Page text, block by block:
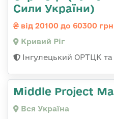
Сили України)
від 20100 до 60300 грн
Кривий Ріг
Інгулецький ОРТЦК
Middle Project
Вся Україна